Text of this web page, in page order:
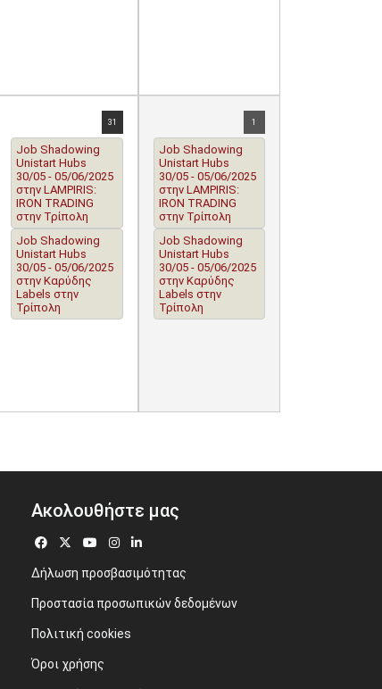
31
Job Shadowing
Unistart Hubs
30/05 - 05/06/2025
στην LAMPIRIS:
IRON TRADING
στην Τρίπολη
Job Shadowing
Unistart Hubs
30/05 - 05/06/2025
στην Καρύδης
Labels στην
Τρίπολη
1
Job Shadowing
Unistart Hubs
30/05 - 05/06/2025
στην LAMPIRIS:
IRON TRADING
στην Τρίπολη
Job Shadowing
Unistart Hubs
30/05 - 05/06/2025
στην Καρύδης
Labels στην
Τρίπολη
Ακολουθήστε μας
Δήλωση προσβασιμότητας
Προστασία προσωπικών δεδομένων
Πολιτική cookies
Όροι χρήσης